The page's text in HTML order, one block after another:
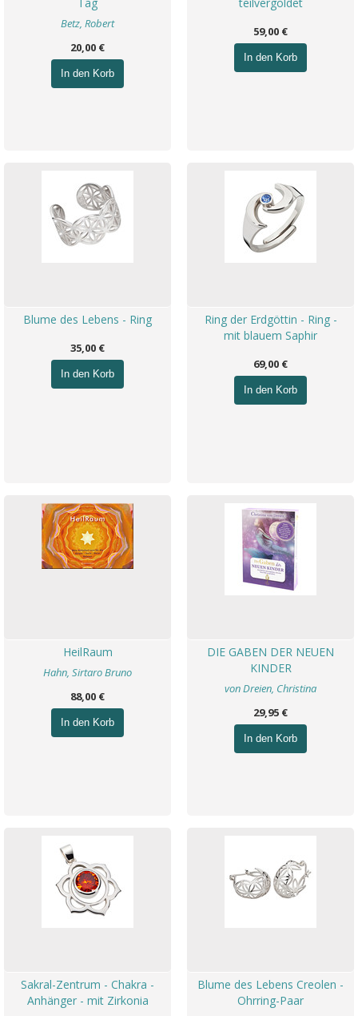
Betz, Robert
20,00 €
In den Korb
59,00 €
In den Korb
Blume des Lebens - Ring
35,00 €
In den Korb
Ring der Erdgöttin - Ring -
mit blauem Saphir
69,00 €
In den Korb
HeilRaum
Hahn, Sirtaro Bruno
88,00 €
In den Korb
DIE GABEN DER NEUEN
KINDER
von Dreien, Christina
29,95 €
In den Korb
Sakral-Zentrum - Chakra -
Anhänger - mit Zirkonia
Blume des Lebens Creolen -
Ohrring-Paar